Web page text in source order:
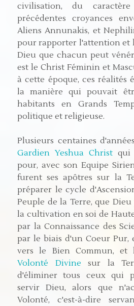
civilisation, du
précédentes croyances
Aliens Annunakis, et
pour rapporter l'attention et
Dieu que chacun peut
est le Christ Féminin et
à cette époque, ces réalités
la manière qui pouvait
habitants en Grands
politique et religieuse.
Plusieurs centaines
Gardien Yeshua Christ qui
pour, avec son Equipe
furent ses apôtres sur la
préparer le cycle
Peuple de la Terre, que
la cultivation en soi de
par la Connaissance des
par le biais d'un Coeur Pur,
vers le Bien Commun, et
Volonté Divine sur la
d'éliminer tous ceux qui
servir Dieu, alors que
Volonté, c'est-à-dire